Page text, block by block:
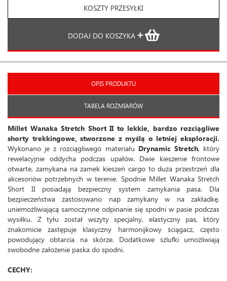
KOSZTY PRZESYŁKI
DODAJ DO KOSZYKA
OPIS PRODUKTU
TABELA ROZMIARÓW
Millet Wanaka Stretch Short II to lekkie, bardzo rozciągliwe
shorty trekkingowe, stworzone z myślą o letniej eksploracji.
Wykonano je z rozciągliwego materiału Drynamic Stretch, który
rewelacyjnie oddycha podczas upałów. Dwie kieszenie frontowe
otwarte, zamykana na zamek kieszeń cargo to duża przestrzeń dla
akcesoriów potrzebnych w terenie. Spodnie Millet Wanaka Stretch
Short II posiadają bezpieczny system zamykania pasa. Dla
bezpieczeństwa zastosowano nap zamykany w na zakładkę,
uniemożliwiającą samoczynne odpinanie się spodni w pasie podczas
wysiłku. Z tyłu został wszyty specjalny, elastyczny pas, który
znakomicie zastępuje klasyczny harmonijkowy ściągacz, często
powodujący obtarcia na skórze. Dodatkowe szlufki umożliwiają
swobodne założenie paska do spodni.
CECHY: